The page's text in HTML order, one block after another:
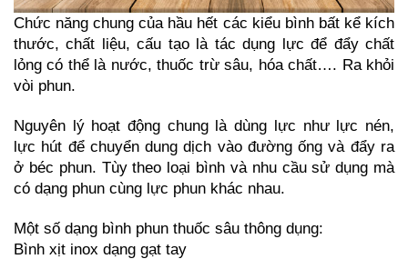
Chức năng chung của hầu hết các kiểu bình bất kể kích
thước, chất liệu, cấu tạo là tác dụng lực để đẩy chất
lỏng có thể là nước, thuốc trừ sâu, hóa chất…. Ra khỏi
vòi phun.
Nguyên lý hoạt động chung là dùng lực như lực nén,
lực hút để chuyển dung dịch vào đường ống và đẩy ra
ở béc phun. Tùy theo loại bình và nhu cầu sử dụng mà
có dạng phun cùng lực phun khác nhau.
Một số dạng bình phun thuốc sâu thông dụng:
Bình xịt inox dạng gạt tay